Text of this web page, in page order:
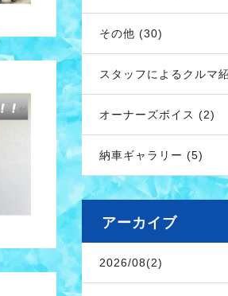
その他 (30)
スタッフによるクルマ
オーナーズボイス (2)
納車ギャラリー (5)
アーカイブ
2026/08(2)